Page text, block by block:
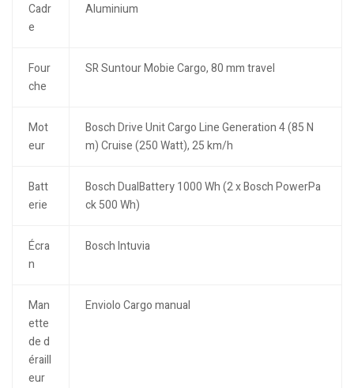
Cadr
e
Aluminium
Four
che
SR Suntour Mobie Cargo, 80 mm travel
Mot
eur
Bosch Drive Unit Cargo Line Generation 4 (85 N
m) Cruise (250 Watt), 25 km/h
Batt
erie
Bosch DualBattery 1000 Wh (2 x Bosch PowerPa
ck 500 Wh)
Écra
n
Bosch Intuvia
Man
ette
de d
éraill
eur
Enviolo Cargo manual